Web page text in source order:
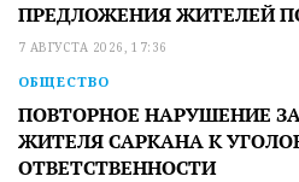
ПРЕДЛОЖЕНИЯ ЖИТЕЛЕЙ
7 АВГУСТА 2026, 17:36
ОБЩЕСТВО
ПОВТОРНОЕ НАРУШЕНИЕ
ЖИТЕЛЯ САРКАНА К
ОТВЕТСТВЕННОСТИ